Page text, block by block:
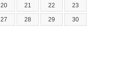
20 21 22 23
27 28 29 30